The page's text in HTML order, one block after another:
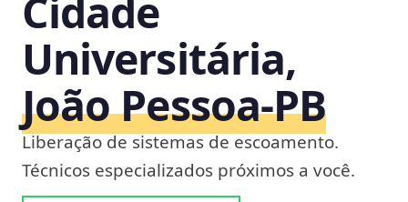
Cidade
Universitária,
João Pessoa‑PB
Liberação de sistemas de escoamento.
Técnicos especializados próximos a você.